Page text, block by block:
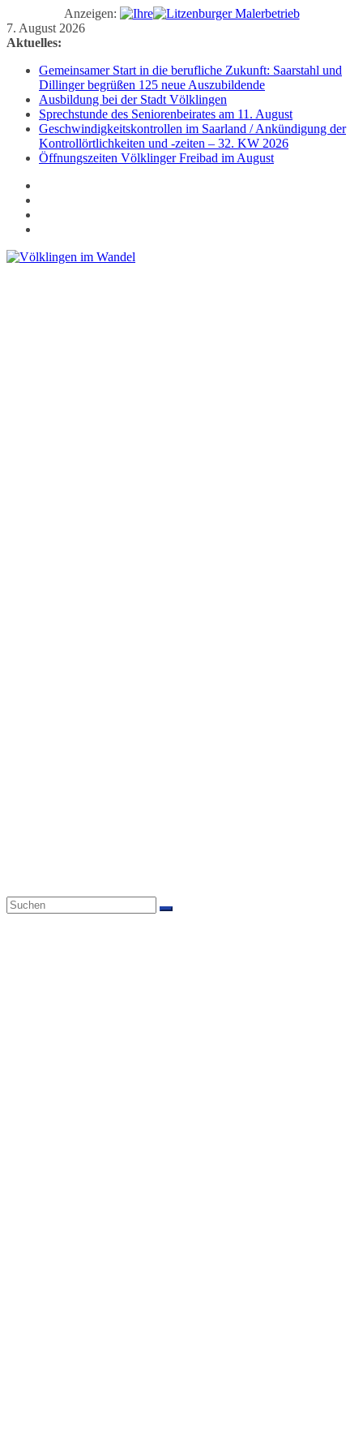
Anzeigen:
Zum
Inhalt
7. August 2026
Aktuelles:
Gemeinsamer Start in die berufliche Zukunft: Saarstahl und
Dillinger begrüßen 125 neue Auszubildende
Ausbildung bei der Stadt Völklingen
Sprechstunde des Seniorenbeirates am 11. August
Geschwindigkeitskontrollen im Saarland / Ankündigung der
Kontrollörtlichkeiten und -zeiten – 32. KW 2026
Öffnungszeiten Völklinger Freibad im August